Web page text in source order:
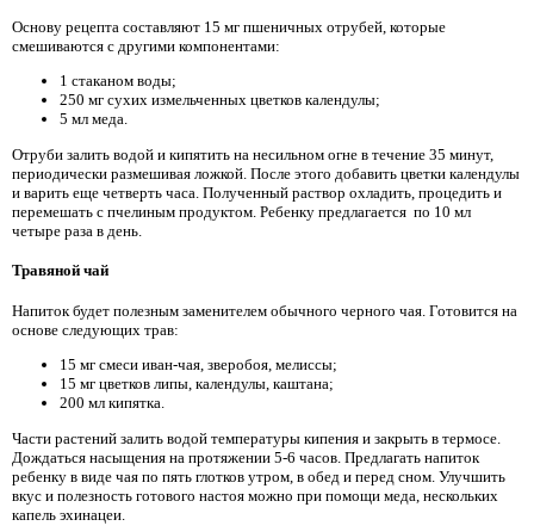
Основу рецепта составляют 15 мг пшеничных отрубей, которые
смешиваются с другими компонентами:
1 стаканом воды;
250 мг сухих измельченных цветков календулы;
5 мл меда.
Отруби залить водой и кипятить на несильном огне в течение 35 минут,
периодически размешивая ложкой. После этого добавить цветки календулы
и варить еще четверть часа. Полученный раствор охладить, процедить и
перемешать с пчелиным продуктом. Ребенку предлагается по 10 мл
четыре раза в день.
Травяной чай
Напиток будет полезным заменителем обычного черного чая. Готовится на
основе следующих трав:
15 мг смеси иван-чая, зверобоя, мелиссы;
15 мг цветков липы, календулы, каштана;
200 мл кипятка.
Части растений залить водой температуры кипения и закрыть в термосе.
Дождаться насыщения на протяжении 5-6 часов. Предлагать напиток
ребенку в виде чая по пять глотков утром, в обед и перед сном. Улучшить
вкус и полезность готового настоя можно при помощи меда, нескольких
капель эхинацеи.